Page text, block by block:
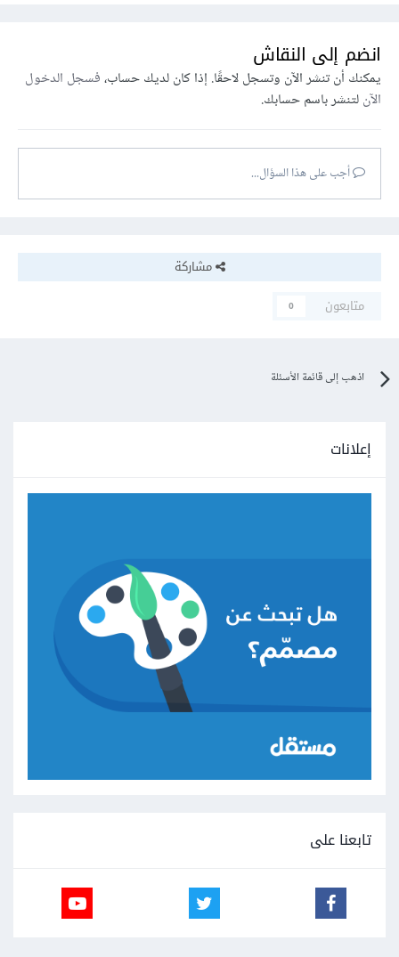
انضم إلى النقاش
يمكنك أن تنشر الآن وتسجل لاحقًا. إذا كان لديك حساب،فسجل الدخول
الآنلتنشر باسم حسابك.
أجب على هذا السؤال...
مشاركة
متابعون
0
اذهب إلى قائمة الأسئلة
إعلانات
تابعنا على